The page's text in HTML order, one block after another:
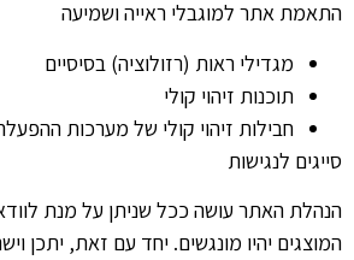
התאמת אתר למוגבלי ראייה ושמיעה
מגדילי ראות (רזולוציה) בסיסיים
תוכנות זיהוי קולי
חבילות זיהוי קולי של מערכות
סייגים לנגישות
הנהלת האתר עושה ככל שניתן על מנת
המוצגים יהיו מונגשים. יחד עם זאת, יתכן